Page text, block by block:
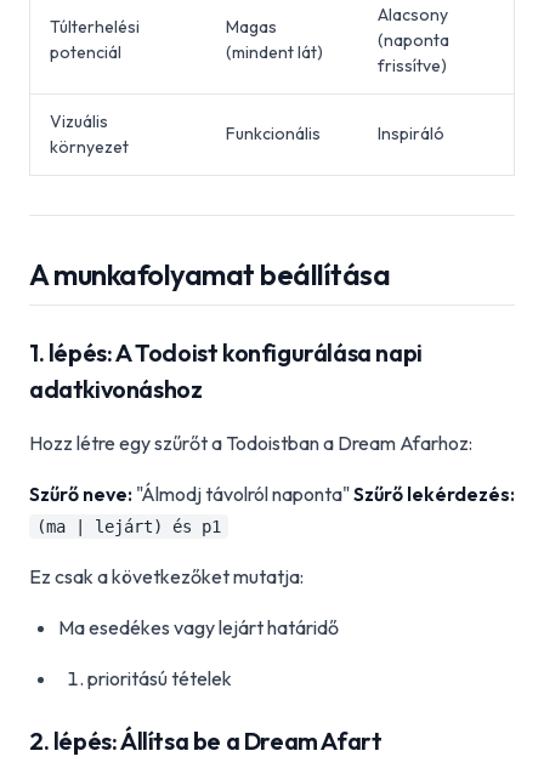
Túlterhelési
potenciál
Magas
(mindent lát)
Alacsony
(naponta
frissítve)
Vizuális
környezet
Funkcionális Inspiráló
A munkafolyamat beállítása
1. lépés: A Todoist konfigurálása napi
adatkivonáshoz
Hozz létre egy szűrőt a Todoistban a Dream Afarhoz:
Szűrő neve: "Álmodj távolról naponta"Szűrő lekérdezés:
(ma | lejárt) és p1
Ez csak a következőket mutatja:
Ma esedékes vagy lejárt határidő
prioritású tételek
2. lépés: Állítsa be a Dream Afart